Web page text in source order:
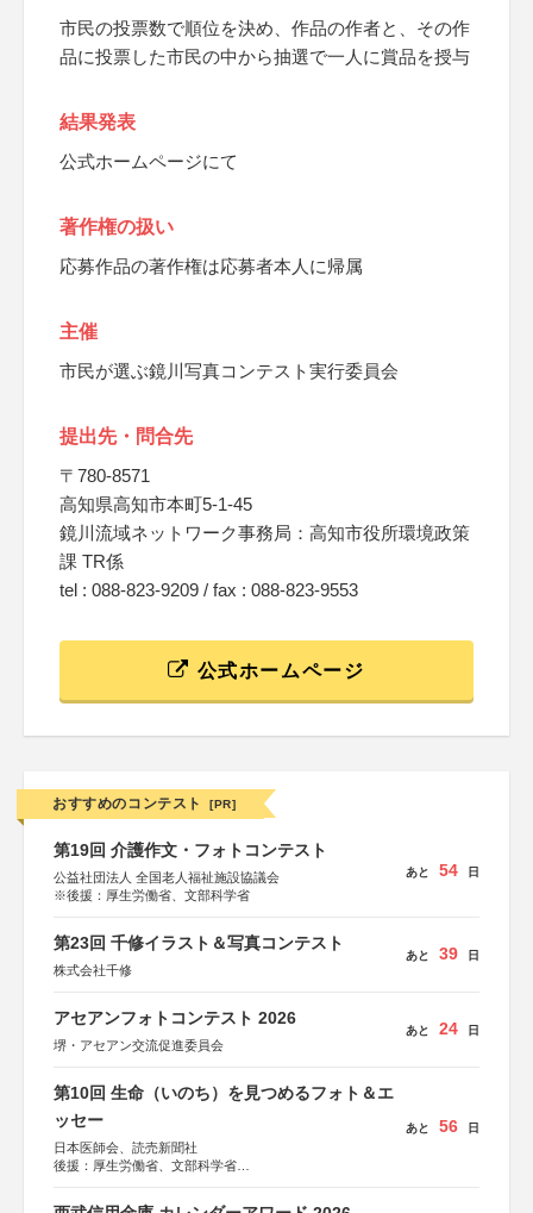
市民の投票数で順位を決め、作品の作者と、その作
品に投票した市民の中から抽選で一人に賞品を授与
結果発表
公式ホームページにて
著作権の扱い
応募作品の著作権は応募者本人に帰属
主催
市民が選ぶ鏡川写真コンテスト実行委員会
提出先・問合先
〒780-8571
高知県高知市本町5-1-45
鏡川流域ネットワーク事務局：高知市役所環境政策
課 TR係
tel : 088-823-9209 / fax : 088-823-9553
公式ホームページ
おすすめのコンテスト [PR]
第19回 介護作文・フォトコンテスト
公益社団法人 全国老人福祉施設協議会
※後援：厚生労働省、文部科学省
あと 54 日
第23回 千修イラスト＆写真コンテスト
株式会社千修
あと 39 日
アセアンフォトコンテスト 2026
堺・アセアン交流促進委員会
あと 24 日
第10回 生命（いのち）を見つめるフォト＆エ
ッセー
日本医師会、読売新聞社
後援：厚生労働省、文部科学省
しん生命保険株式会社
あと 56 日